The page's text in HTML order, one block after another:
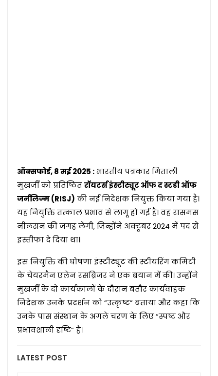
ऑक्सफोर्ड, 8 मई 2025 :भारतीय पत्रकार मिताली
मुखर्जी को प्रतिष्ठितरॉयटर्स इंस्टीट्यूट ऑफ द स्टडी ऑफ
जर्नलिज्म (RISJ) की नई निदेशक नियुक्त किया गया है।
यह नियुक्ति तत्काल प्रभाव से लागू हो गई है। वह रासमस
नीलसन की जगह लेंगी, जिन्होंने अक्टूबर 2024 में पद से
इस्तीफा दे दिया था।
इस नियुक्ति की घोषणा इंस्टीट्यूट की स्टीयरिंग कमिटी
के चेयरमैन एलेन रसब्रिजर ने एक बयान में की। उन्होंने
मुखर्जी के दो कार्यकालों के दौरान बतौर कार्यवाहक
निदेशक उनके प्रदर्शन को “उत्कृष्ट” बताया और कहा कि
उनके पास संस्थान के अगले चरण के लिए “स्पष्ट और
प्रभावशाली दृष्टि” है।
LATEST POST